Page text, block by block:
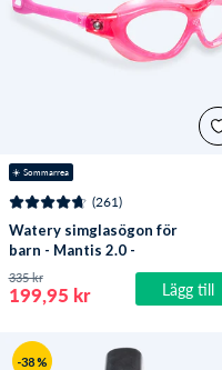
☀️ Sommarrea
Lägg till
(261)
Watery simglasögon för
barn - Mantis 2.0 -
Atlantic Rosa/klar
199,95 kr
335 kr
-38 %